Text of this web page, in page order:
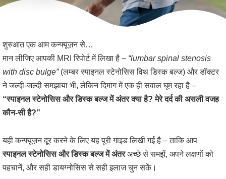
शुरुआत एक आम कन्फ्यूज़न से…
मान लीजिए आपकी MRI रिपोर्ट में लिखा है – “lumbar spinal stenosis
with disc bulge”(लम्बर स्पाइनल स्टेनोसिस विथ डिस्क बल्ज) और डॉक्टर
ने जल्दी-जल्दी समझाया भी, लेकिन दिमाग में एक ही सवाल घूम रहा है –
“स्पाइनल स्टेनोसिस और डिस्क बल्ज में अंतर क्या है? मेरे दर्द की असली वजह
कौन-सी है?”
यही कन्फ्यूज़न दूर करने के लिए यह पूरी गाइड लिखी गई है – ताकि आप
स्पाइनल स्टेनोसिस और डिस्क बल्ज में अंतरअच्छे से समझें, अपने लक्षणों को
पहचानें, और सही डायग्नोसिस से सही इलाज चुन सकें।